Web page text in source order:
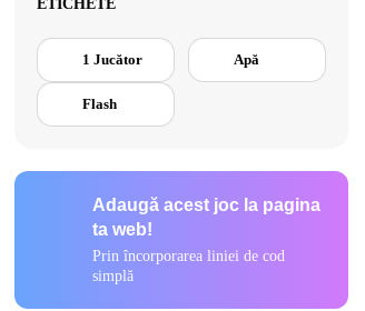
ETICHETE
1 Jucător Apă
Flash
Adaugă acest joc la pagina
ta web!
Prin încorporarea liniei de cod
simplă